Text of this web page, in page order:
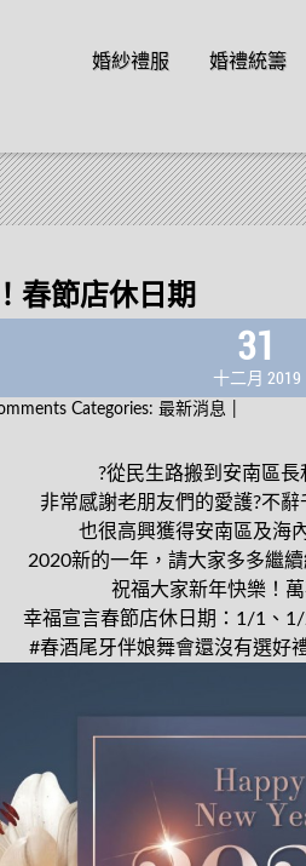
Skip to content
婚紗禮服 婚禮統籌
春節店休日期
31
十二月 2019
Categories: 最新消息
?從民生路搬到安南區長
非常感謝老朋友們的愛護?不辭
也很高興獲得安南區及海
2020新的一年，請大家多多繼
祝福大家新年快樂！
幸福宣言春節店休日期：1/1、
#春酒尾牙伴娘舞會還沒有選好